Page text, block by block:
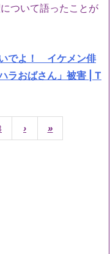
ついて語ったことが
でよ！ イケメン俳
ラおばさん」被害 | T
› »